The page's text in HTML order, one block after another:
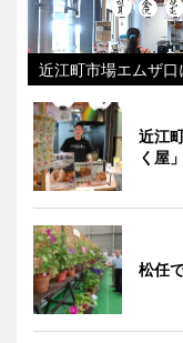
近江町市場エムザ口
近江
く屋」
松任